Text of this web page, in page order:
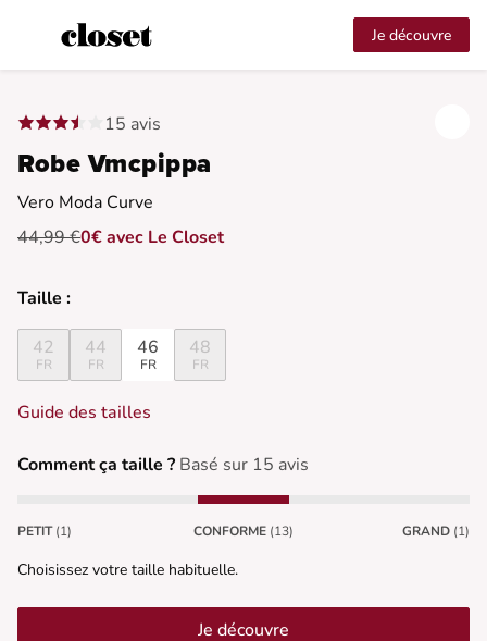
Je découvre
15 avis
Robe Vmcpippa
Vero Moda Curve
44,99 €0€ avec Le Closet
Taille :
42
FR
44
FR
46
FR
48
FR
Guide des tailles
Comment ça taille ? Basé sur 15 avis
PETIT (1) CONFORME (13) GRAND (1)
Choisissez votre taille habituelle.
Je découvre